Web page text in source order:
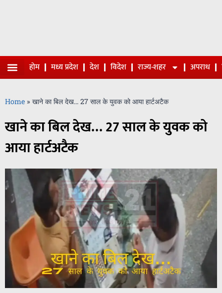
होम मध्य प्रदेश देश विदेश राज्य-शहर अपराध
Home » खाने का बिल देख… 27 साल के युवक को आया हार्टअटैक
खाने का बिल देख… 27 साल के युवक को
आया हार्टअटैक